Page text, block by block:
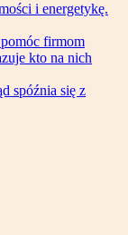
i energetykę.
firmom
kto na nich
spóźnia się z